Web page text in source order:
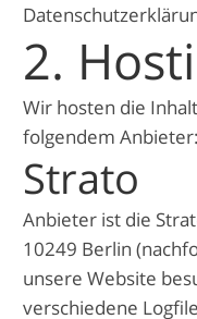
2.
Wir hosten die
folgendem Anbieter:
Strato
Anbieter ist die
10249 Berlin
unsere Website
verschiedene